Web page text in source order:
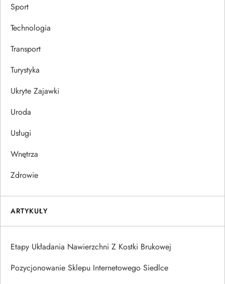
Sport
Technologia
Transport
Turystyka
Ukryte Zajawki
Uroda
Usługi
Wnętrza
Zdrowie
ARTYKUŁY
Etapy Układania Nawierzchni Z Kostki Brukowej
Pozycjonowanie Sklepu Internetowego Siedlce